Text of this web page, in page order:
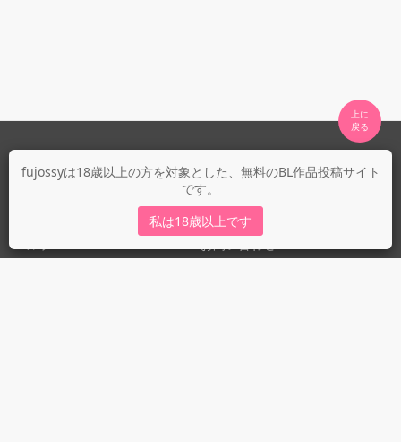
fujossyは18歳以上の方を対象とした、無料のBL作品投稿サイト
です。
私は18歳以上です
上に
fujossyについて
fujossy運営ブログ